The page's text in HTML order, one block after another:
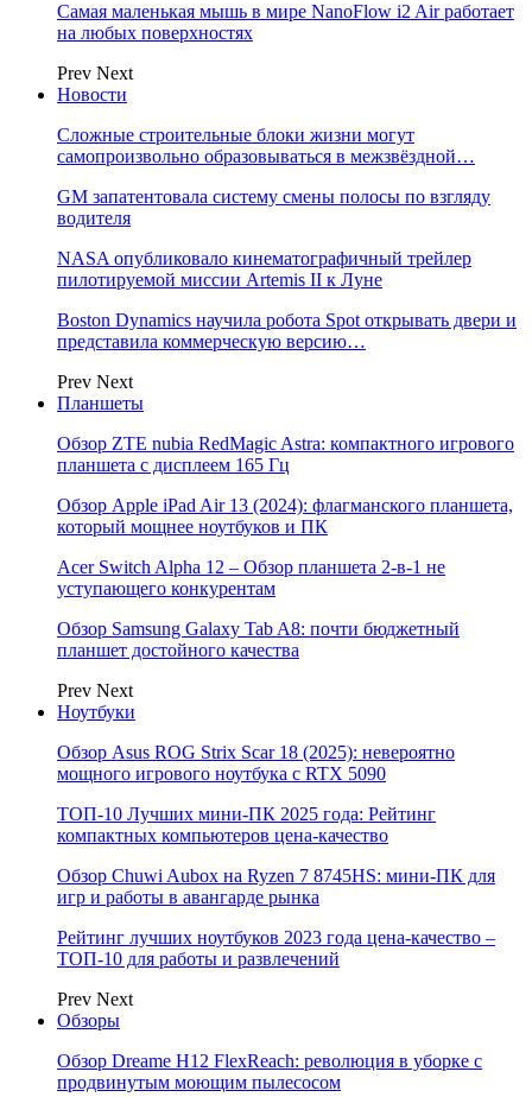
Самая маленькая мышь в мире NanoFlow i2 Air работает
на любых поверхностях
Prev Next
Новости
Сложные строительные блоки жизни могут
самопроизвольно образовываться в межзвёздной…
GM запатентовала систему смены полосы по взгляду
водителя
NASA опубликовало кинематографичный трейлер
пилотируемой миссии Artemis II к Луне
Boston Dynamics научила робота Spot открывать двери и
представила коммерческую версию…
Prev Next
Планшеты
Обзор ZTE nubia RedMagic Astra: компактного игрового
планшета с дисплеем 165 Гц
Обзор Apple iPad Air 13 (2024): флагманского планшета,
который мощнее ноутбуков и ПК
Acer Switch Alpha 12 – Обзор планшета 2-в-1 не
уступающего конкурентам
Обзор Samsung Galaxy Tab A8: почти бюджетный
планшет достойного качества
Prev Next
Ноутбуки
Обзор Asus ROG Strix Scar 18 (2025): невероятно
мощного игрового ноутбука с RTX 5090
ТОП-10 Лучших мини-ПК 2025 года: Рейтинг
компактных компьютеров цена-качество
Обзор Chuwi Aubox на Ryzen 7 8745HS: мини-ПК для
игр и работы в авангарде рынка
Рейтинг лучших ноутбуков 2023 года цена-качество –
ТОП-10 для работы и развлечений
Prev Next
Обзоры
Обзор Dreame H12 FlexReach: революция в уборке с
продвинутым моющим пылесосом